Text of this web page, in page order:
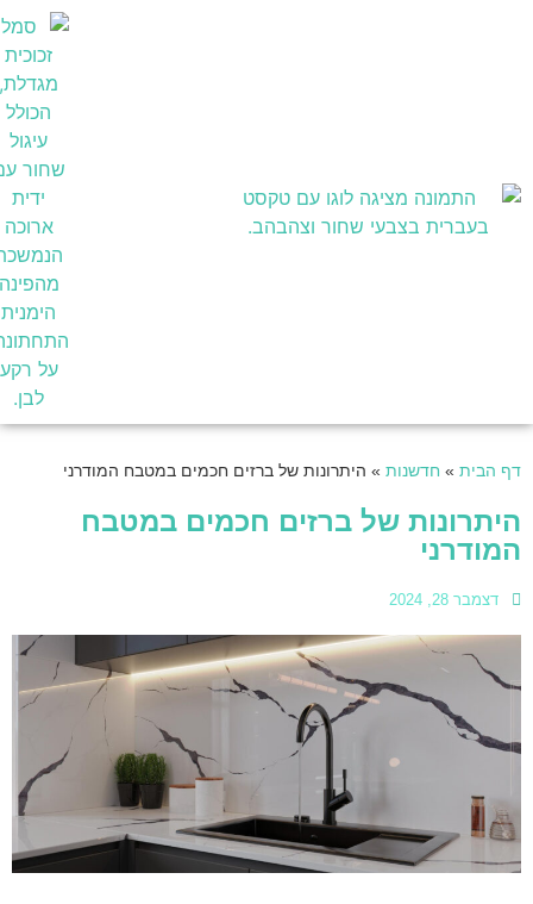
דף הבית»חדשנות»היתרונות של ברזים חכמים במטבח המודרני
היתרונות של ברזים חכמים במטבח
המודרני
דצמבר 28, 2024